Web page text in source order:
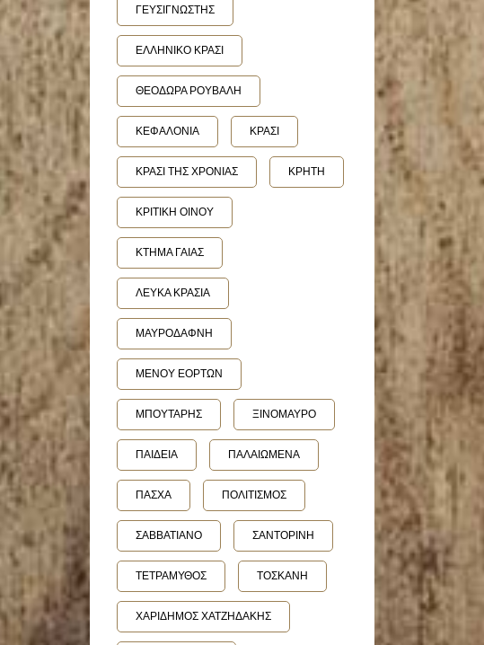
ΓΕΥΣΙΓΝΩΣΤΗΣ
ΕΛΛΗΝΙΚΟ ΚΡΑΣΙ
ΘΕΟΔΩΡΑ ΡΟΥΒΑΛΗ
ΚΕΦΑΛΟΝΙΑ ΚΡΑΣΙ
ΚΡΑΣΙ ΤΗΣ ΧΡΟΝΙΑΣ ΚΡΗΤΗ
ΚΡΙΤΙΚΗ ΟΙΝΟΥ
ΚΤΗΜΑ ΓΑΙΑΣ
ΛΕΥΚΑ ΚΡΑΣΙΑ
ΜΑΥΡΟΔΑΦΝΗ
ΜΕΝΟΥ ΕΟΡΤΩΝ
ΜΠΟΥΤΑΡΗΣ ΞΙΝΟΜΑΥΡΟ
ΠΑΙΔΕΙΑ ΠΑΛΑΙΩΜΕΝΑ
ΠΑΣΧΑ ΠΟΛΙΤΙΣΜΟΣ
ΣΑΒΒΑΤΙΑΝΟ ΣΑΝΤΟΡΙΝΗ
ΤΕΤΡΑΜΥΘΟΣ ΤΟΣΚΑΝΗ
ΧΑΡΙΔΗΜΟΣ ΧΑΤΖΗΔΑΚΗΣ